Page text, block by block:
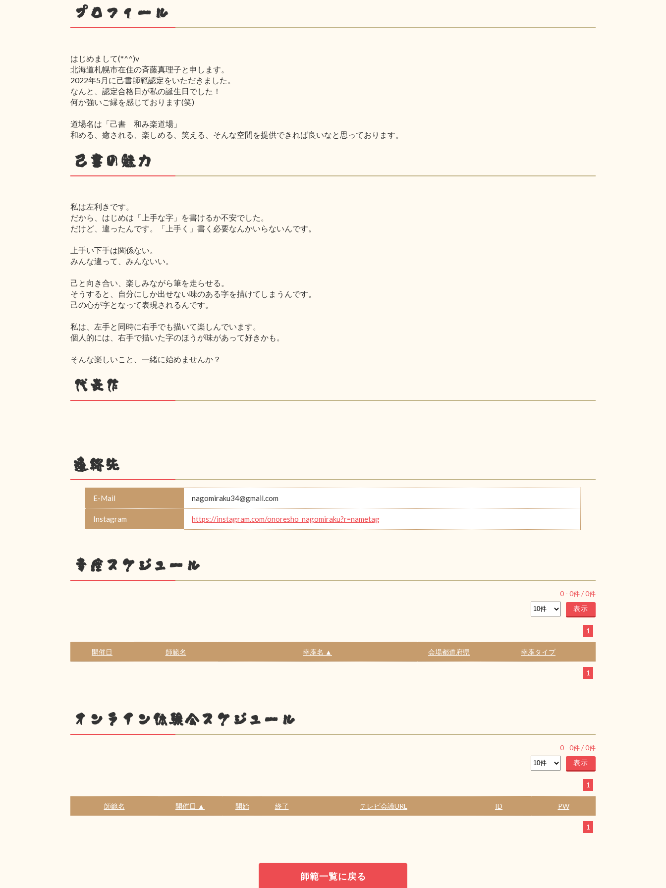
プロフィール
はじめまして(*^^)v
北海道札幌市在住の斉藤真理子と申します。
2022年5月に己書師範認定をいただきました。
なんと、認定合格日が私の誕生日でした！
何か強いご縁を感じております(笑)
道場名は「己書 和み楽道場」
和める、癒される、楽しめる、笑える、そんな空間を提供できれば良いなと思っております。
己書の魅力
私は左利きです。
だから、はじめは「上手な字」を書けるか不安でした。
だけど、違ったんです。「上手く」書く必要なんかいらないんです。
上手い下手は関係ない。
みんな違って、みんないい。
己と向き合い、楽しみながら筆を走らせる。
そうすると、自分にしか出せない味のある字を描けてしまうんです。
己の心が字となって表現されるんです。
私は、左手と同時に右手でも描いて楽しんでいます。
個人的には、右手で描いた字のほうが味があって好きかも。
そんな楽しいこと、一緒に始めませんか？
代表作
連絡先
E-Mail nagomiraku34@gmail.com
Instagram https://instagram.com/onoresho_nagomiraku?r=nametag
幸座スケジュール
0 - 0件 /0件
1
開催日 師範名 幸座名 ▲ 会場都道府県 幸座タイプ
1
オンライン体験会スケジュール
0 - 0件 /0件
1
師範名 開催日 ▲ 開始 終了 テレビ会議URL ID PW
1
師範一覧に戻る